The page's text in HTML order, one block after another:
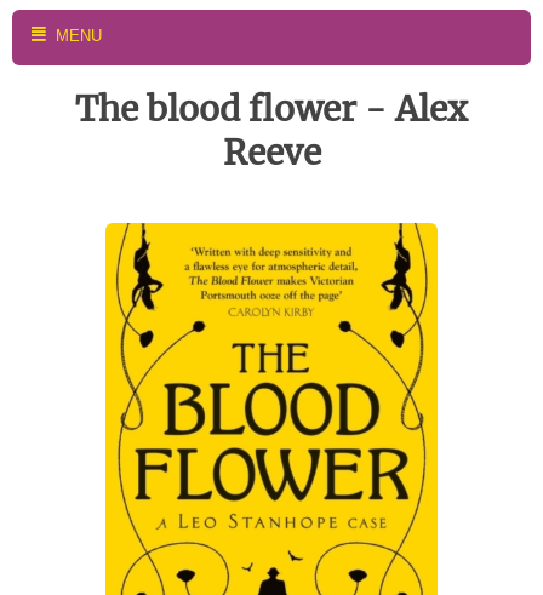
MENU
The blood flower - Alex
Reeve